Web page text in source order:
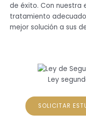
de éxito. Con nuestra
tratamiento
mejor solución a sus
Ley
SOLICITAR